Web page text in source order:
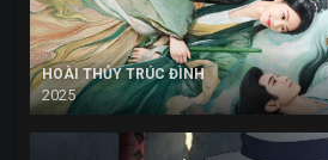
HOÀI THỦY TRÚC ĐÌNH
2025